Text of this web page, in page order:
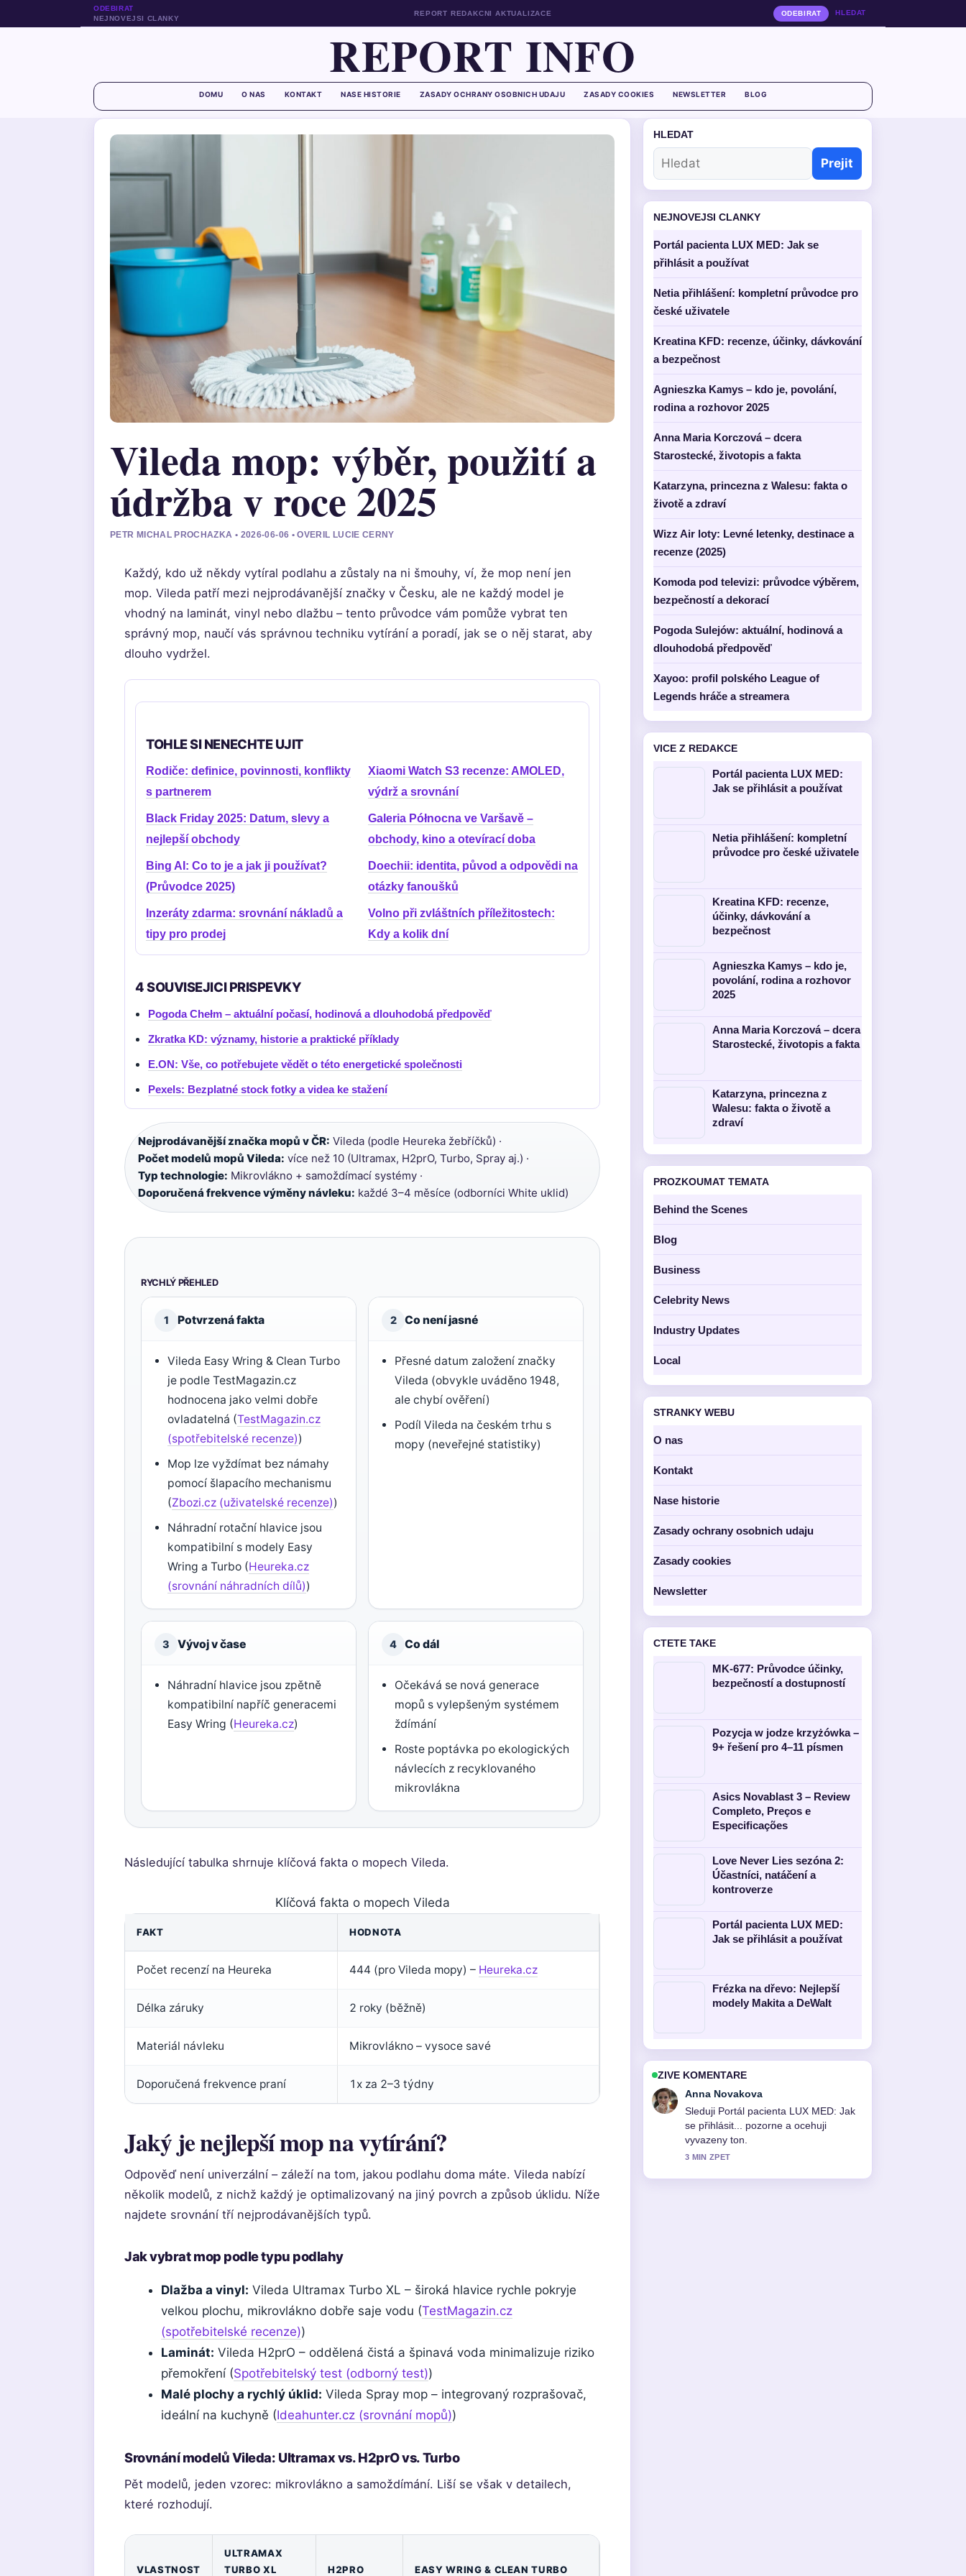
ODEBIRAT
NEJNOVEJSI CLANKY
REPORT REDAKCNI AKTUALIZACE ODEBIRAT HLEDAT
REPORT INFO
DOMU O NAS KONTAKT NASE HISTORIE ZASADY OCHRANY OSOBNICH UDAJU ZASADY COOKIES NEWSLETTER BLOG
Vileda mop: výběr, použití a
údržba v roce 2025
PETR MICHAL PROCHAZKA • 2026-06-06 • OVERIL LUCIE CERNY
Každý, kdo už někdy vytíral podlahu a zůstaly na ni šmouhy, ví, že mop není jen
mop. Vileda patří mezi nejprodávanější značky v Česku, ale ne každý model je
vhodný na laminát, vinyl nebo dlažbu – tento průvodce vám pomůže vybrat ten
správný mop, naučí vás správnou techniku vytírání a poradí, jak se o něj starat, aby
dlouho vydržel.
TOHLE SI NENECHTE UJIT
Rodiče: definice, povinnosti, konflikty
s partnerem
Xiaomi Watch S3 recenze: AMOLED,
výdrž a srovnání
Black Friday 2025: Datum, slevy a
nejlepší obchody
Galeria Północna ve Varšavě –
obchody, kino a otevírací doba
Bing AI: Co to je a jak ji používat?
(Průvodce 2025)
Doechii: identita, původ a odpovědi na
otázky fanoušků
Inzeráty zdarma: srovnání nákladů a
tipy pro prodej
Volno při zvláštních příležitostech:
Kdy a kolik dní
4 SOUVISEJICI PRISPEVKY
Pogoda Chełm – aktuální počasí, hodinová a dlouhodobá předpověď
Zkratka KD: významy, historie a praktické příklady
E.ON: Vše, co potřebujete vědět o této energetické společnosti
Pexels: Bezplatné stock fotky a videa ke stažení
Nejprodávanější značka mopů v ČR: Vileda (podle Heureka žebříčků) ·
Počet modelů mopů Vileda: více než 10 (Ultramax, H2prO, Turbo, Spray aj.) ·
Typ technologie: Mikrovlákno + samoždímací systémy ·
Doporučená frekvence výměny návleku: každé 3–4 měsíce (odborníci White uklid)
RYCHLÝ PŘEHLED
1 Potvrzená fakta
Vileda Easy Wring & Clean Turbo
je podle TestMagazin.cz
hodnocena jako velmi dobře
ovladatelná (TestMagazin.cz
(spotřebitelské recenze))
Mop lze vyždímat bez námahy
pomocí šlapacího mechanismu
(Zbozi.cz (uživatelské recenze))
Náhradní rotační hlavice jsou
kompatibilní s modely Easy
Wring a Turbo (Heureka.cz
(srovnání náhradních dílů))
2 Co není jasné
Přesné datum založení značky
Vileda (obvykle uváděno 1948,
ale chybí ověření)
Podíl Vileda na českém trhu s
mopy (neveřejné statistiky)
3 Vývoj v čase
Náhradní hlavice jsou zpětně
kompatibilní napříč generacemi
Easy Wring (Heureka.cz)
4 Co dál
Očekává se nová generace
mopů s vylepšeným systémem
ždímání
Roste poptávka po ekologických
návlecích z recyklovaného
mikrovlákna
Následující tabulka shrnuje klíčová fakta o mopech Vileda.
Klíčová fakta o mopech Vileda
FAKT HODNOTA
Počet recenzí na Heureka 444 (pro Vileda mopy) – Heureka.cz
Délka záruky 2 roky (běžně)
Materiál návleku Mikrovlákno – vysoce savé
Doporučená frekvence praní 1x za 2–3 týdny
Jaký je nejlepší mop na vytírání?
Odpověď není univerzální – záleží na tom, jakou podlahu doma máte. Vileda nabízí
několik modelů, z nichž každý je optimalizovaný na jiný povrch a způsob úklidu. Níže
najdete srovnání tří nejprodávanějších typů.
Jak vybrat mop podle typu podlahy
Dlažba a vinyl: Vileda Ultramax Turbo XL – široká hlavice rychle pokryje
velkou plochu, mikrovlákno dobře saje vodu (TestMagazin.cz
(spotřebitelské recenze))
Laminát: Vileda H2prO – oddělená čistá a špinavá voda minimalizuje riziko
přemokření (Spotřebitelský test (odborný test))
Malé plochy a rychlý úklid: Vileda Spray mop – integrovaný rozprašovač,
ideální na kuchyně (Ideahunter.cz (srovnání mopů))
Srovnání modelů Vileda: Ultramax vs. H2prO vs. Turbo
Pět modelů, jeden vzorec: mikrovlákno a samoždímání. Liší se však v detailech,
které rozhodují.
VLASTNOST
ULTRAMAX
TURBO XL
H2PRO EASY WRING & CLEAN TURBO
HLEDAT
Prejit
NEJNOVEJSI CLANKY
Portál pacienta LUX MED: Jak se
přihlásit a používat
Netia přihlášení: kompletní průvodce pro
české uživatele
Kreatina KFD: recenze, účinky, dávkování
a bezpečnost
Agnieszka Kamys – kdo je, povolání,
rodina a rozhovor 2025
Anna Maria Korczová – dcera
Starostecké, životopis a fakta
Katarzyna, princezna z Walesu: fakta o
životě a zdraví
Wizz Air loty: Levné letenky, destinace a
recenze (2025)
Komoda pod televizi: průvodce výběrem,
bezpečností a dekorací
Pogoda Sulejów: aktuální, hodinová a
dlouhodobá předpověď
Xayoo: profil polského League of
Legends hráče a streamera
VICE Z REDAKCE
Portál pacienta LUX MED:
Jak se přihlásit a používat
Netia přihlášení: kompletní
průvodce pro české uživatele
Kreatina KFD: recenze,
účinky, dávkování a
bezpečnost
Agnieszka Kamys – kdo je,
povolání, rodina a rozhovor
2025
Anna Maria Korczová – dcera
Starostecké, životopis a fakta
Katarzyna, princezna z
Walesu: fakta o životě a
zdraví
PROZKOUMAT TEMATA
Behind the Scenes
Blog
Business
Celebrity News
Industry Updates
Local
STRANKY WEBU
O nas
Kontakt
Nase historie
Zasady ochrany osobnich udaju
Zasady cookies
Newsletter
CTETE TAKE
MK-677: Průvodce účinky,
bezpečností a dostupností
Pozycja w jodze krzyżówka –
9+ řešení pro 4–11 písmen
Asics Novablast 3 – Review
Completo, Preços e
Especificações
Love Never Lies sezóna 2:
Účastníci, natáčení a
kontroverze
Portál pacienta LUX MED:
Jak se přihlásit a používat
Frézka na dřevo: Nejlepší
modely Makita a DeWalt
ZIVE KOMENTARE
Tomas Svoboda
Uzitecny kontext k Netia přihlášení:
kompletní průvodce pro české
uživatele. Prosim pokracujte v
prubeznych aktualizacich.